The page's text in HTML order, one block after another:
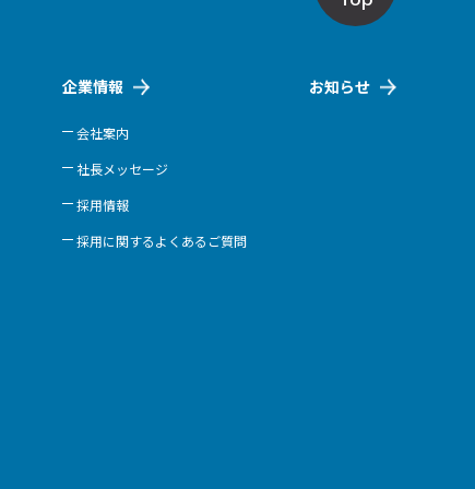
企業情報
会社案内
社長メッセージ
採用情報
採用に関するよくあるご質問
お知らせ